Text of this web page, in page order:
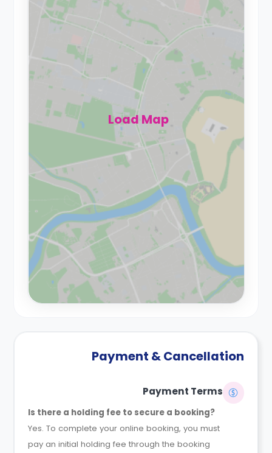
Load Map
Payment & Cancellation
Payment Terms
Is there a holding fee to secure a booking?
Yes. To complete your online booking, you must
pay an initial holding fee through the booking